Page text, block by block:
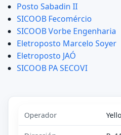
Posto Sabadin II
SICOOB Fecomércio
SICOOB Vorbe Engenharia
Eletroposto Marcelo Soyer
Eletroposto JAÓ
SICOOB PA SECOVI
Operador